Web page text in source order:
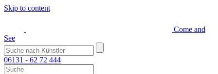
Skip to content
Come and
See
06131 - 62 72 444